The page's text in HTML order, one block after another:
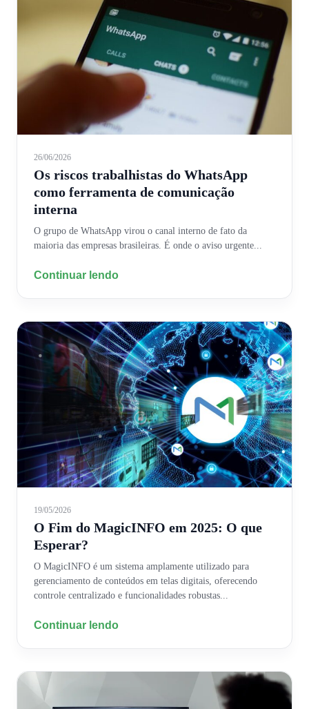
26/06/2026
Os riscos trabalhistas do WhatsApp
como ferramenta de comunicação
interna
O grupo de WhatsApp virou o canal interno de fato da
maioria das empresas brasileiras. É onde o aviso urgente...
Continuar lendo
19/05/2026
O Fim do MagicINFO em 2025: O que
Esperar?
O MagicINFO é um sistema amplamente utilizado para
gerenciamento de conteúdos em telas digitais, oferecendo
controle centralizado e funcionalidades robustas...
Continuar lendo